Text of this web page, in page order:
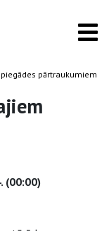
pārtraukumiem
(00:00)